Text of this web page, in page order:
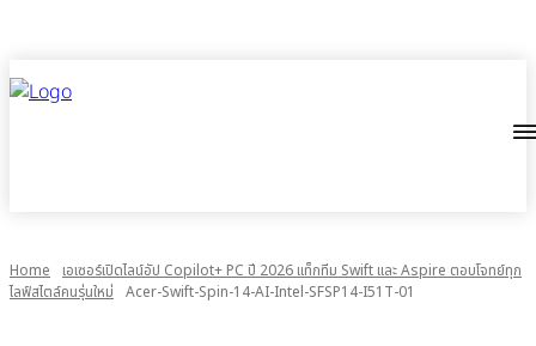
Home
เอเซอร์เปิดไลน์อัป Copilot+ PC ปี 2026 แท็กทีม Swift และ Aspire ตอบโจทย์ทุก
ไลฟ์สไตล์คนรุ่นใหม่
Acer-Swift-Spin-14-AI-Intel-SFSP14-I51T-01